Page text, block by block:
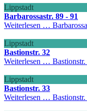
Lippstadt
Barbarossastr. 89 - 91
Weiterlesen …
Lippstadt
Bastionstr. 32
Weiterlesen … Bastionstr.
Lippstadt
Bastionstr. 33
Weiterlesen …